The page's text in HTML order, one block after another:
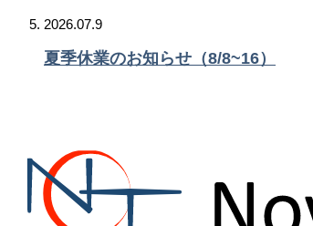
2026.07.9
夏季休業のお知らせ（8/8~16）